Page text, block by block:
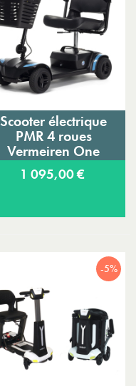
Scooter électrique
PMR 4 roues
Vermeiren One
1 095,00 €
-5%